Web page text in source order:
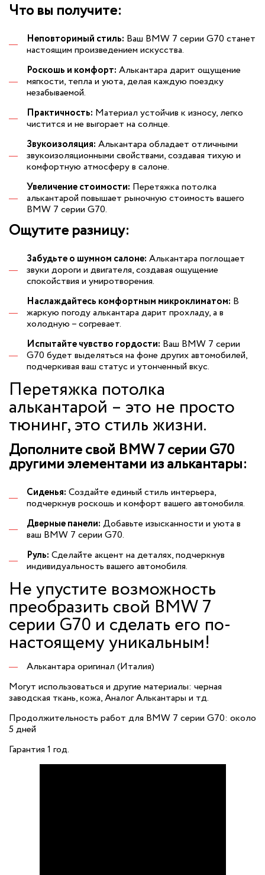
Что вы получите:
Неповторимый стиль: Ваш BMW 7 серии G70 станет
настоящим произведением искусства.
Роскошь и комфорт: Алькантара дарит ощущение
мягкости, тепла и уюта, делая каждую поездку
незабываемой.
Практичность: Материал устойчив к износу, легко
чистится и не выгорает на солнце.
Звукоизоляция: Алькантара обладает отличными
звукоизоляционными свойствами, создавая тихую и
комфортную атмосферу в салоне.
Увеличение стоимости: Перетяжка потолка
алькантарой повышает рыночную стоимость вашего
BMW 7 серии G70.
Ощутите разницу:
Забудьте о шумном салоне: Алькантара поглощает
звуки дороги и двигателя, создавая ощущение
спокойствия и умиротворения.
Наслаждайтесь комфортным микроклиматом: В
жаркую погоду алькантара дарит прохладу, а в
холодную – согревает.
Испытайте чувство гордости: Ваш BMW 7 серии
G70 будет выделяться на фоне других автомобилей,
подчеркивая ваш статус и утонченный вкус.
Перетяжка потолка
алькантарой – это не просто
тюнинг, это стиль жизни.
Дополните свой BMW 7 серии G70
другими элементами из алькантары:
Сиденья: Создайте единый стиль интерьера,
подчеркнув роскошь и комфорт вашего автомобиля.
Дверные панели: Добавьте изысканности и уюта в
ваш BMW 7 серии G70.
Руль: Сделайте акцент на деталях, подчеркнув
индивидуальность вашего автомобиля.
Не упустите возможность
преобразить свой BMW 7
серии G70 и сделать его по-
настоящему уникальным!
Алькантара оригинал (Италия)
Могут использоваться и другие материалы: черная
заводская ткань, кожа, Аналог Алькантары и тд.
Продолжительность работ для BMW 7 серии G70: около
5 дней
Гарантия 1 год.